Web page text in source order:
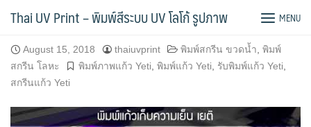
Thai UV Print – พิมพ์สีระบบ UV โลโก้ รูปภาพ MENU
พิมพ์ชื่อบน และสัญลักษณ์ บนแก้ว Yeti ขนาด 30 ออนซ์
August 15, 2018 thaiuvprint พิมพ์สกรีน ขวดน้ำ พิมพ์
สกรีน โลหะ
พิมพ์ภาพแก้ว Yeti พิมพ์แก้ว Yeti รับพิมพ์แก้ว Yeti
สกรีนแก้ว Yeti